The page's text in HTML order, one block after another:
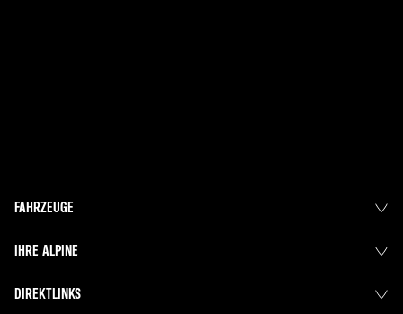
FAHRZEUGE
IHRE ALPINE
DIREKTLINKS